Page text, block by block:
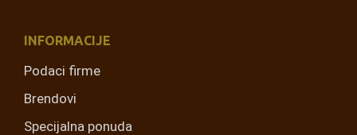
INFORMACIJE
Podaci firme
Brendovi
Specijalna ponuda